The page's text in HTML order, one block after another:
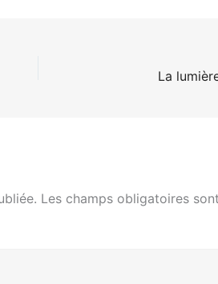
La
Les champs obligatoires